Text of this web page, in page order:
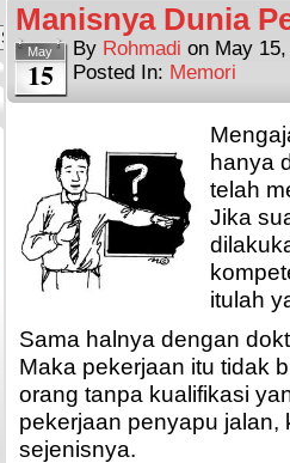
Search
Manisnya Dunia
May
15
By Rohmadi on May 15,
Posted In: Memori
hanya
telah
Jika
itulah
Sama halnya dengan
Maka pekerjaan itu tidak
orang tanpa kualifikasi
pekerjaan penyapu jalan,
sejenisnya.